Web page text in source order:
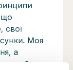
що
свої
Моя
а
щоб